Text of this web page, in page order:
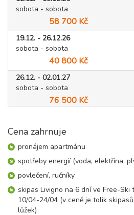
sobota - sobota
58 700 Kč
19.12. - 26.12.26
sobota - sobota
40 800 Kč
26.12. - 02.01.27
sobota - sobota
76 500 Kč
02.01. - 09.01.27
sobota - sobota
54 000 Kč
09.01. - 16.01.27
sobota - sobota
40 800 Kč
Cena zahrnuje
pronájem apartmánu
spotřeby energií (voda, elektřina,
povlečení, ručníky
skipas Livigno na 6 dní ve Free-
10/04-24/04 (v ceně je tolik
lůžek)